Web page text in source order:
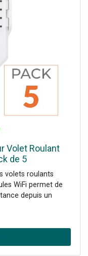
compte de l'ordre.
cet interrupteur
notre SAV.
Volet Roulant
de 5
volets roulants
WiFi permet de
depuis un
passerelle Zigbee.
module est
et Smart Life pour
des volets depuis